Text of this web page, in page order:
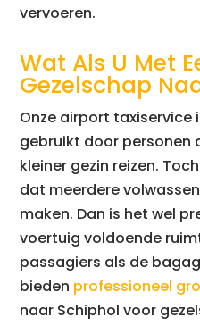
vervoeren.
Wat Als U Met
Gezelschap
Onze airport taxiservice
gebruikt door personen
kleiner gezin reizen.
dat meerdere
maken. Dan is het wel
voertuig voldoende
passagiers als de
bieden professioneel
naar Schiphol voor